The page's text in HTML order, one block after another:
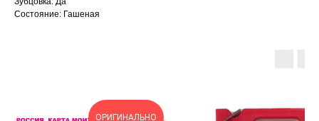
Состояние: Гашеная
ОРИГИНАЛЬНО